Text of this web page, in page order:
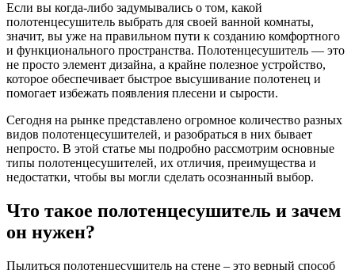
Если вы когда-либо задумывались о том, какой
полотенцесушитель выбрать для своей ванной комнаты,
значит, вы уже на правильном пути к созданию комфортного
и функционального пространства. Полотенцесушитель — это
не просто элемент дизайна, а крайне полезное устройство,
которое обеспечивает быстрое высушивание полотенец и
помогает избежать появления плесени и сырости.
Сегодня на рынке представлено огромное количество разных
видов полотенцесушителей, и разобраться в них бывает
непросто. В этой статье мы подробно рассмотрим основные
типы полотенцесушителей, их отличия, преимущества и
недостатки, чтобы вы могли сделать осознанный выбор.
Что такое полотенцесушитель и зачем
он нужен?
Пылиться полотенцесушитель на стене – это верный способ